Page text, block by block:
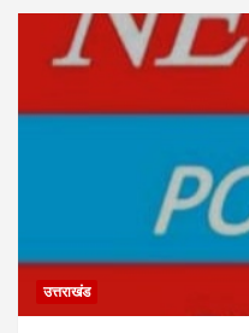
उत्तराखंड